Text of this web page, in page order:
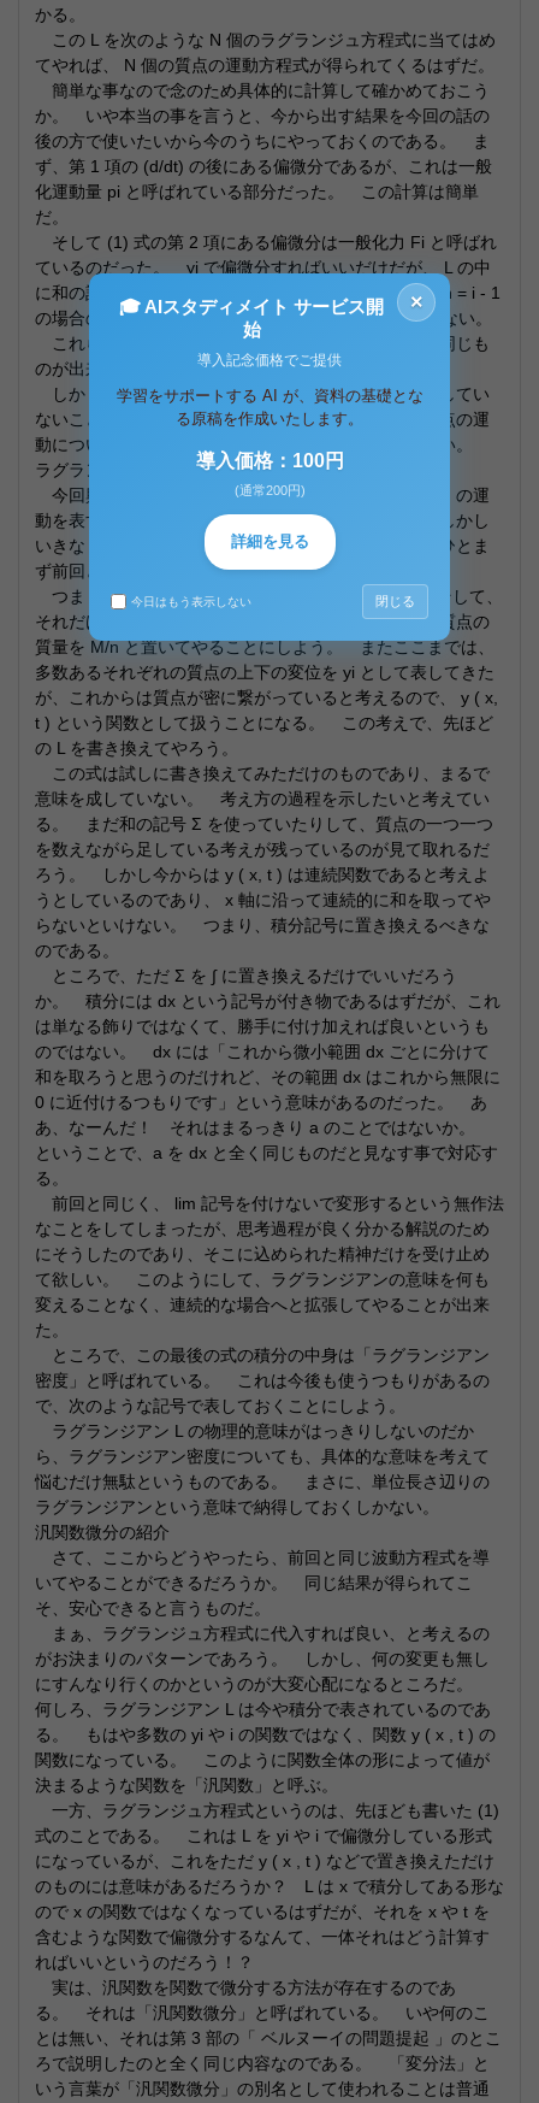
かる。
この L を次のような N 個のラグランジュ方程式に当てはめ
てやれば、 N 個の質点の運動方程式が得られてくるはずだ。
簡単な事なので念のため具体的に計算して確かめておこう
か。 いや本当の事を言うと、今から出す結果を今回の話の
後の方で使いたいから今のうちにやっておくのである。 ま
ず、第 1 項の (d/dt) の後にある偏微分であるが、これは一般
化運動量 pi と呼ばれている部分だった。 この計算は簡単
だ。
そして (1) 式の第 2 項にある偏微分は一般化力 Fi と呼ばれ
ているのだった。 yi で偏微分すればいいだけだが、 L の中
に和の記号があって yn と yn+1 があるので、 n = i と n = i - 1
の場合の 2 つの項が関係する事に気を付けないといけない。
これらを組み合わせれば、前回作った運動方程式と同じも
のが出来上がる。
しかしここまでの話はまだ何ら新しい領域には突入してい
ないことに気を付けて欲しい。 バネでつながれた質点の運
動について論じているだけであり、ひもの運動ではない。
ラグランジアン密度
今回興味があるのは、これをどう改良したら「ひも」の運
動を表すような方程式が得られるかということだ。 しかし
いきなり魔法のような方法を期待してはいけない。 ひとま
ず前回と同じことを試してみようではないか。
つまり、l = na を保ったまま、n→∞ に、a→0 に、そして、
それだけでは質量が無限大になって困るので、一個の質点の
質量を M/n と置いてやることにしよう。 またここまでは、
多数あるそれぞれの質点の上下の変位を yi として表してきた
が、これからは質点が密に繋がっていると考えるので、 y ( x,
t ) という関数として扱うことになる。 この考えで、先ほど
の L を書き換えてやろう。
この式は試しに書き換えてみただけのものであり、まるで
意味を成していない。 考え方の過程を示したいと考えてい
る。 まだ和の記号 Σ を使っていたりして、質点の一つ一つ
を数えながら足している考えが残っているのが見て取れるだ
ろう。 しかし今からは y ( x, t ) は連続関数であると考えよ
うとしているのであり、 x 軸に沿って連続的に和を取ってや
らないといけない。 つまり、積分記号に置き換えるべきな
のである。
ところで、ただ Σ を ∫ に置き換えるだけでいいだろう
か。 積分には dx という記号が付き物であるはずだが、これ
は単なる飾りではなくて、勝手に付け加えれば良いというも
のではない。 dx には「これから微小範囲 dx ごとに分けて
和を取ろうと思うのだけれど、その範囲 dx はこれから無限に
0 に近付けるつもりです」という意味があるのだった。 あ
あ、なーんだ！ それはまるっきり a のことではないか。
ということで、a を dx と全く同じものだと見なす事で対応す
る。
前回と同じく、 lim 記号を付けないで変形するという無作法
なことをしてしまったが、思考過程が良く分かる解説のため
にそうしたのであり、そこに込められた精神だけを受け止め
て欲しい。 このようにして、ラグランジアンの意味を何も
変えることなく、連続的な場合へと拡張してやることが出来
た。
ところで、この最後の式の積分の中身は「ラグランジアン
密度」と呼ばれている。 これは今後も使うつもりがあるの
で、次のような記号で表しておくことにしよう。
ラグランジアン L の物理的意味がはっきりしないのだか
ら、ラグランジアン密度についても、具体的な意味を考えて
悩むだけ無駄というものである。 まさに、単位長さ辺りの
ラグランジアンという意味で納得しておくしかない。
汎関数微分の紹介
さて、ここからどうやったら、前回と同じ波動方程式を導
いてやることができるだろうか。 同じ結果が得られてこ
そ、安心できると言うものだ。
まぁ、ラグランジュ方程式に代入すれば良い、と考えるの
がお決まりのパターンであろう。 しかし、何の変更も無し
にすんなり行くのかというのが大変心配になるところだ。
何しろ、ラグランジアン L は今や積分で表されているのであ
る。 もはや多数の yi や i の関数ではなく、関数 y ( x , t ) の
関数になっている。 このように関数全体の形によって値が
決まるような関数を「汎関数」と呼ぶ。
一方、ラグランジュ方程式というのは、先ほども書いた (1)
式のことである。 これは L を yi や i で偏微分している形式
になっているが、これをただ y ( x , t ) などで置き換えただけ
のものには意味があるだろうか？ L は x で積分してある形な
ので x の関数ではなくなっているはずだが、それを x や t を
含むような関数で偏微分するなんて、一体それはどう計算す
ればいいというのだろう！？
実は、汎関数を関数で微分する方法が存在するのであ
る。 それは「汎関数微分」と呼ばれている。 いや何のこ
とは無い、それは第 3 部の「 ベルヌーイの問題提起 」のとこ
ろで説明したのと全く同じ内容なのである。 「変分法」と
いう言葉が「汎関数微分」の別名として使われることは普通
×
🎓 AIスタディメイト サービス開
始
導入記念価格でご提供
学習をサポートする AI が、資料の基礎とな
る原稿を作成いたします。
導入価格：100円
(通常200円)
詳細を見る
今日はもう表示しない 閉じる